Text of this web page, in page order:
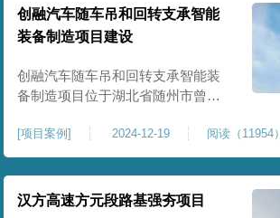
地周边已有建筑物，且本项目采用
夯击能较大，夯击次数较多，为确
保场地临近建筑物安全性，我司在
临近建筑物的场地界限开挖减震沟
创融汽车随车吊和回转支承智能
装备制造项目建设
创融汽车随车吊和回转支承智能装
备制造项目位于湖北省随州市曾都
套设置，本次对主要对项目生产车
间区域进行强夯施工，面积约为
20000平方米，要求经强夯后地基承
载力不低于140Kpa。康尚强夯公司
[项目案例] 2024-12-19 阅读（11954）
汉方高速方元段路基强夯项目